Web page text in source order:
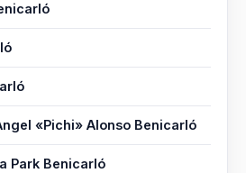
«Pichi» Alonso Benicarló
Park Benicarló